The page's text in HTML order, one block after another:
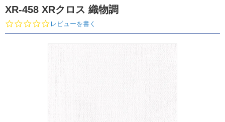
XR-458 XRクロス 織物調
0.
0
t
レビューを書く